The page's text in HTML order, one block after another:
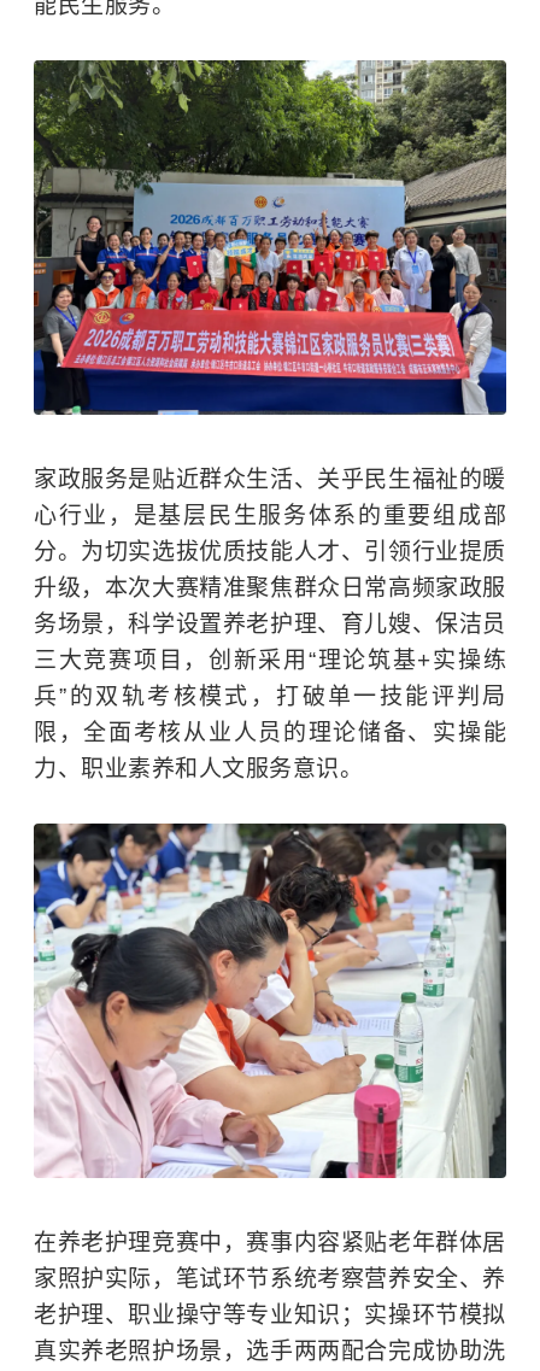
能民生服务。
家政服务是贴近群众生活、关乎民生福祉的暖
心行业，是基层民生服务体系的重要组成部
分。为切实选拔优质技能人才、引领行业提质
升级，本次大赛精准聚焦群众日常高频家政服
务场景，科学设置养老护理、育儿嫂、保洁员
三大竞赛项目，创新采用“理论筑基+实操练
兵”的双轨考核模式，打破单一技能评判局
限，全面考核从业人员的理论储备、实操能
力、职业素养和人文服务意识。
在养老护理竞赛中，赛事内容紧贴老年群体居
家照护实际，笔试环节系统考察营养安全、养
老护理、职业操守等专业知识；实操环节模拟
真实养老照护场景，选手两两配合完成协助洗